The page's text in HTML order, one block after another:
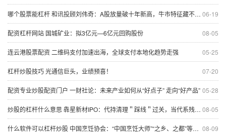
06-19
哪个股票能杠杆 和讯投顾刘伟奇：A股放量破十年新高，牛市特征藏不住，这波上涨才刚起步？
08-05
配资杠杆网站 国城矿业：拟3亿元—6亿元回购股份
05-25
连云港股票配资 二维码支付加速出海，全球支付本地化趋势走强
07-20
杠杆炒股技巧 光通信巨头，业绩预喜！
05-28
配资专业炒股配资门户 一财社论：未来产业如何从“好点子” 走向“好产品”
08-05
炒股的杠杆什么意思 犇星新材IPO：代持清理＂踩线＂过关，当代系残余资本＂借壳＂潜伏，关联采购两年飙至5.1亿，1.6亿诉讼悬而未决
08-09
什么软件可以杠杆炒股 中国烹饪协会：“中国烹饪大师”“之乡、之都”等称号全部作废